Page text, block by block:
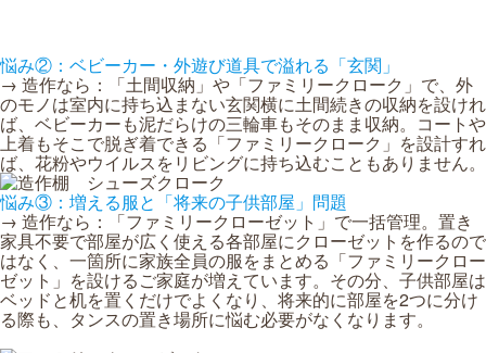
悩み②：ベビーカー・外遊び道具で溢れる「玄関」
→ 造作なら：「土間収納」や「ファミリークローク」で、外
のモノは室内に持ち込まない玄関横に土間続きの収納を設けれ
ば、ベビーカーも泥だらけの三輪車もそのまま収納。コートや
上着もそこで脱ぎ着できる「ファミリークローク」を設計すれ
ば、花粉やウイルスをリビングに持ち込むこともありません。
悩み③：増える服と「将来の子供部屋」問題
→ 造作なら：「ファミリークローゼット」で一括管理。置き
家具不要で部屋が広く使える各部屋にクローゼットを作るので
はなく、一箇所に家族全員の服をまとめる「ファミリークロー
ゼット」を設けるご家庭が増えています。その分、子供部屋は
ベッドと机を置くだけでよくなり、将来的に部屋を2つに分け
る際も、タンスの置き場所に悩む必要がなくなります。